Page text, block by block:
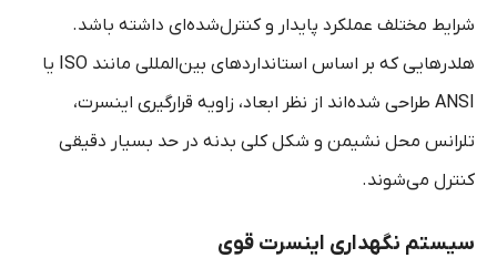
شرایط مختلف عملکرد پایدار و کنترل‌شده‌ای داشته باشد.
هلدرهایی که بر اساس استانداردهای بین‌المللی مانند ISO یا
ANSI طراحی شده‌اند از نظر ابعاد، زاویه قرارگیری اینسرت،
تلرانس محل نشیمن و شکل کلی بدنه در حد بسیار دقیقی
کنترل می‌شوند.
سیستم نگهداری اینسرت قوی